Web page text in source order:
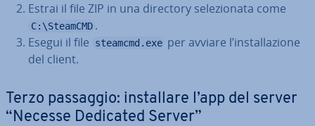
Estrai il file ZIP in una directory se­le­zio­na­ta come
C:\SteamCMD .
Esegui il file
steamcmd.exe per avviare l’in­stal­la­zio­ne
del client.
Terzo passaggio: in­stal­la­re l’app del server
“Necesse Dedicated Server”